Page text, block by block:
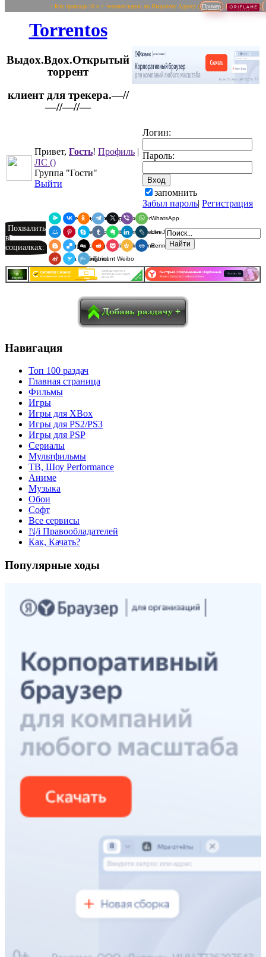
~ Кто приводи 10 и > человек/вдень по Якорному Адресу ( Пример
Torrentos
Выдох.Вдох.Открытый
торрент
Привет, Гость! Профиль |
ЛС ()
Группа "Гости"
Выйти
Логин:
Пароль:
запомнить
Забыл пароль| Регистрация
Похвалить
в
социалках:
Я.Мессенджер
ВКонтакте
Одноклассники
Telegram
X ViberWhatsApp
Мой МирPinterest
SkypeTumblrEvernoteLinkedInLiveJournal
BloggerDelicious
Digg redditPocketQzoneRenren
Sina Weibo
SurfingbirdTencent Weibo
Навигация
Топ 100 раздач
Главная страница
Фильмы
Игры
Игры для XBox
Игры для PS2/PS3
Игры для PSP
Сериалы
Мультфильмы
ТВ, Шоу Performance
Аниме
Музыка
Обои
Софт
Все сервисы
!\|/i Правообладателей
Как, Качать?
Популярные ходы